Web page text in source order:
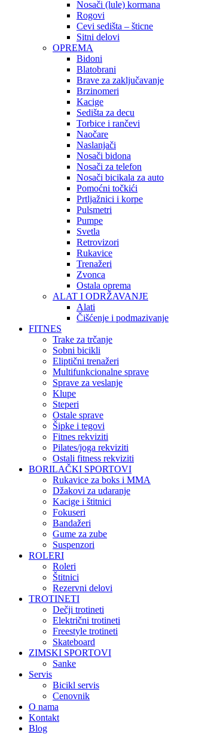
Nosači (lule) kormana
Rogovi
Cevi sedišta – šticne
Sitni delovi
OPREMA
Bidoni
Blatobrani
Brave za zaključavanje
Brzinomeri
Kacige
Sedišta za decu
Torbice i rančevi
Naočare
Naslanjači
Nosači bidona
Nosači za telefon
Nosači bicikala za auto
Pomoćni točkići
Prtljažnici i korpe
Pulsmetri
Pumpe
Svetla
Retrovizori
Rukavice
Trenažeri
Zvonca
Ostala oprema
ALAT I ODRŽAVANJE
Alati
Čišćenje i podmazivanje
FITNES
Trake za trčanje
Sobni bicikli
Eliptični trenažeri
Multifunkcionalne sprave
Sprave za veslanje
Klupe
Steperi
Ostale sprave
Šipke i tegovi
Fitnes rekviziti
Pilates/joga rekviziti
Ostali fitness rekviziti
BORILAČKI SPORTOVI
Rukavice za boks i MMA
Džakovi za udaranje
Kacige i štitnici
Fokuseri
Bandažeri
Gume za zube
Suspenzori
ROLERI
Roleri
Štitnici
Rezervni delovi
TROTINETI
Dečji trotineti
Električni trotineti
Freestyle trotineti
Skateboard
ZIMSKI SPORTOVI
Sanke
Servis
Bicikl servis
Cenovnik
O nama
Kontakt
Blog